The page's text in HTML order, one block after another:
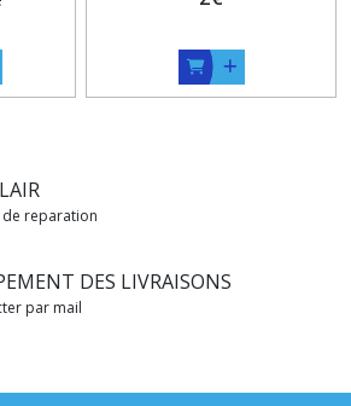
reparation
DES LIVRAISONS
par mail